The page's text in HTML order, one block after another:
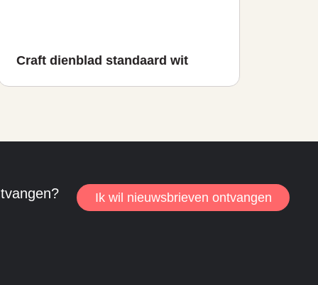
Craft dienblad standaard wit
Ik wil nieuwsbrieven ontvangen